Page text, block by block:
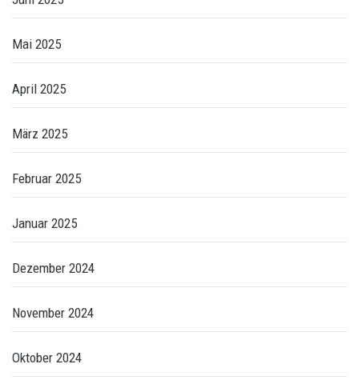
Mai 2025
April 2025
März 2025
Februar 2025
Januar 2025
Dezember 2024
November 2024
Oktober 2024